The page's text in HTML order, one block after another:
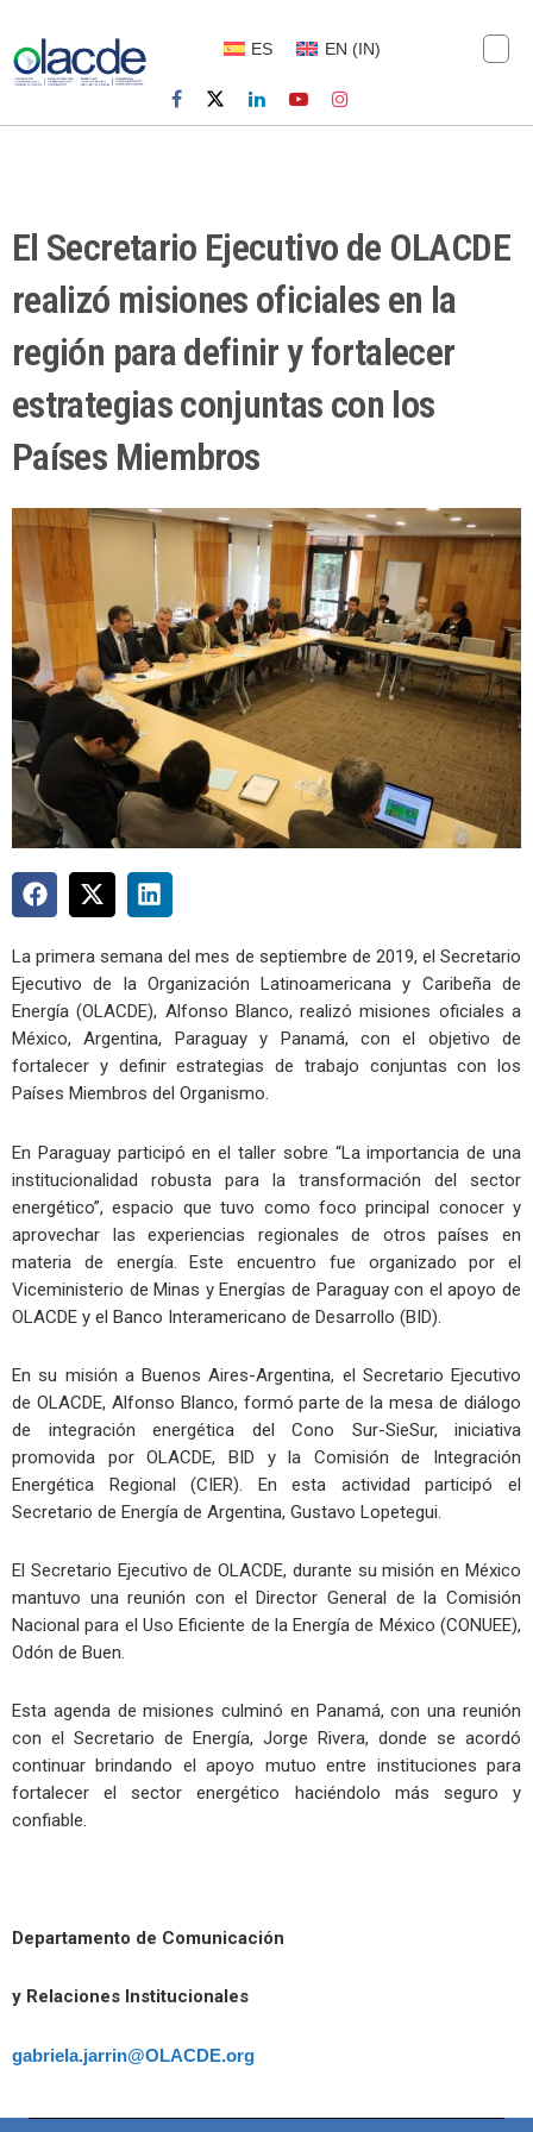
ES EN (IN)
El Secretario Ejecutivo de OLACDE
realizó misiones oficiales en la
región para definir y fortalecer
estrategias conjuntas con los
Países Miembros
La primera semana del mes de septiembre de 2019, el Secretario
Ejecutivo de la Organización Latinoamericana y Caribeña de
Energía (OLACDE), Alfonso Blanco, realizó misiones oficiales a
México, Argentina, Paraguay y Panamá, con el objetivo de
fortalecer y definir estrategias de trabajo conjuntas con los
Países Miembros del Organismo.
En Paraguay participó en el taller sobre “La importancia de una
institucionalidad robusta para la transformación del sector
energético”, espacio que tuvo como foco principal conocer y
aprovechar las experiencias regionales de otros países en
materia de energía. Este encuentro fue organizado por el
Viceministerio de Minas y Energías de Paraguay con el apoyo de
OLACDE y el Banco Interamericano de Desarrollo (BID).
En su misión a Buenos Aires-Argentina, el Secretario Ejecutivo
de OLACDE, Alfonso Blanco, formó parte de la mesa de diálogo
de integración energética del Cono Sur-SieSur, iniciativa
promovida por OLACDE, BID y la Comisión de Integración
Energética Regional (CIER). En esta actividad participó el
Secretario de Energía de Argentina, Gustavo Lopetegui.
El Secretario Ejecutivo de OLACDE, durante su misión en México
mantuvo una reunión con el Director General de la Comisión
Nacional para el Uso Eficiente de la Energía de México (CONUEE),
Odón de Buen.
Esta agenda de misiones culminó en Panamá, con una reunión
con el Secretario de Energía, Jorge Rivera, donde se acordó
continuar brindando el apoyo mutuo entre instituciones para
fortalecer el sector energético haciéndolo más seguro y
confiable.
Departamento de Comunicación
y Relaciones Institucionales
gabriela.jarrin@OLACDE.org